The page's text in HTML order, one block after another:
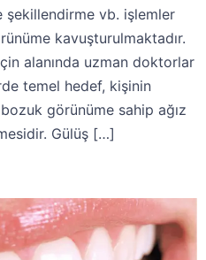
şekillendirme vb. işlemler
kavuşturulmaktadır.
alanında uzman doktorlar
temel hedef, kişinin
görünüme sahip ağız
Gülüş […]